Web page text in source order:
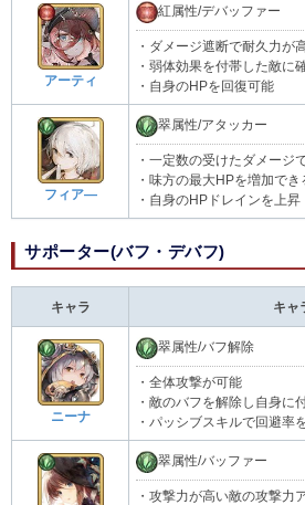
アーティ
紅属性/デバッファー
・ダメージ遮断で耐久力が
・弱体効果を付帯した敵に
・自身のHPを回復可能
フィア―
翠属性/アタッカー
・一定数の受けたダメージ
・味方の最大HPを増加でき
・自身のHPドレインを上昇
サポーター(バフ・デバフ)
キャラ キャ
ニーナ
翠属性/バフ解除
・全体攻撃が可能
・敵のバフを解除し自身に
・パッシブスキルで回避率
翠属性/バッファー
・攻撃力が高い敵の攻撃力